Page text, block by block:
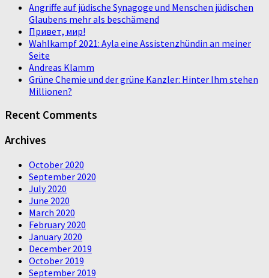
Angriffe auf jüdische Synagoge und Menschen jüdischen
Glaubens mehr als beschämend
Привет, мир!
Wahlkampf 2021: Ayla eine Assistenzhündin an meiner
Seite
Andreas Klamm
Grüne Chemie und der grüne Kanzler: Hinter Ihm stehen
Millionen?
Recent Comments
Archives
October 2020
September 2020
July 2020
June 2020
March 2020
February 2020
January 2020
December 2019
October 2019
September 2019